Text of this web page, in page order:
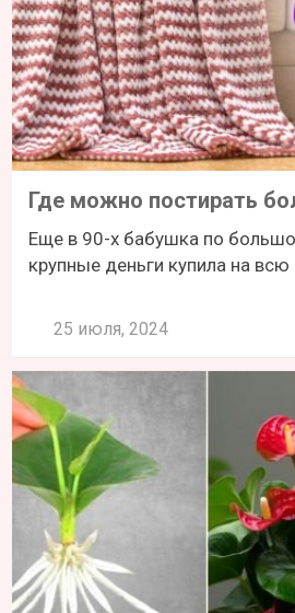
Где можно постирать
Еще в 90-х бабушка по
крупные деньги купила на
25 июля, 2024